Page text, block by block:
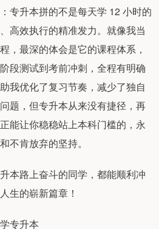
专升本拼的不是每天学 12 小时的
高效执行的精准发力。就像我当
，最深的体会是它的课程体系，
段测试到考前冲刺，全程有明确
我优化了复习节奏，减少了独自
题，但专升本从来没有捷径，再
能让你稳稳站上本科门槛的，永
不肯放弃的坚持。
本路上奋斗的同学，都能顺利冲
生的崭新篇章！
专升本